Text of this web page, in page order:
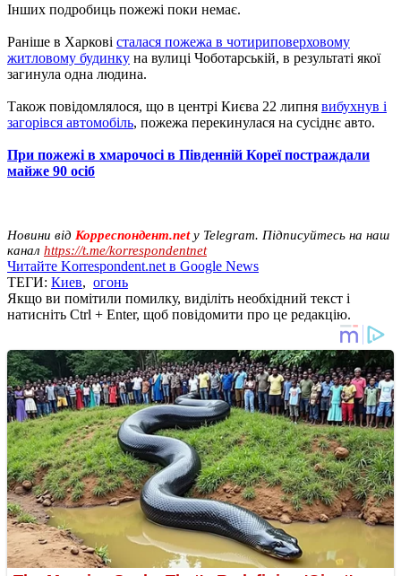
Інших подробиць пожежі поки немає.
Раніше в Харкові сталася пожежа в чотириповерховому
житловому будинку на вулиці Чоботарській, в результаті якої
загинула одна людина.
Також повідомлялося, що в центрі Києва 22 липня вибухнув і
загорівся автомобіль, пожежа перекинулася на сусіднє авто.
При пожежі в хмарочосі в Південній Кореї постраждали
майже 90 осіб
Новини від Корреспондент.netу Telegram. Підписуйтесь на наш
канал https://t.me/korrespondentnet
Читайте Korrespondent.net в Google News
ТЕГИ: Киев, огонь
Якщо ви помітили помилку, виділіть необхідний текст і
натисніть Ctrl + Enter, щоб повідомити про це редакцію.